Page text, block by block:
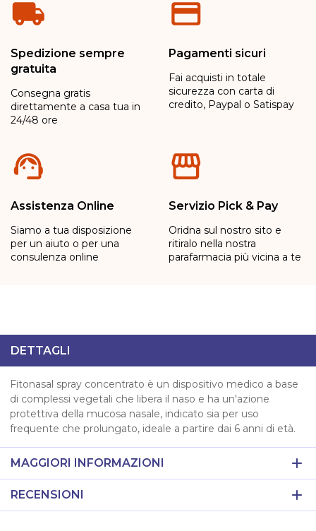
Spedizione sempre
gratuita
Consegna gratis
direttamente a casa tua in
24/48 ore
Pagamenti sicuri
Fai acquisti in totale
sicurezza con carta di
credito, Paypal o Satispay
Assistenza Online
Siamo a tua disposizione
per un aiuto o per una
consulenza online
Servizio Pick & Pay
Oridna sul nostro sito e
ritiralo nella nostra
parafarmacia più vicina a te
DETTAGLI
Fitonasal spray concentrato è un dispositivo medico a base
di complessi vegetali che libera il naso e ha un'azione
protettiva della mucosa nasale, indicato sia per uso
frequente che prolungato, ideale a partire dai 6 anni di età.
MAGGIORI INFORMAZIONI
RECENSIONI